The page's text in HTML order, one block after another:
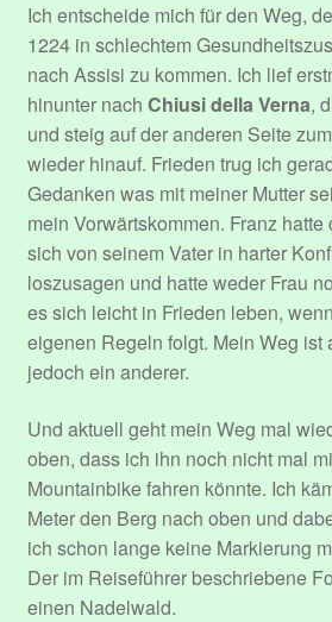
Veranstaltungen
Ich entscheide mich für den Weg,
1224 in schlechtem
nach Assisi zu kommen. Ich lief
hinunter nach Chiusi della Verna,
und steig auf der anderen Seite
wieder hinauf. Frieden trug ich
Gedanken was mit meiner Mutter
mein Vorwärtskommen. Franz
sich von seinem Vater in harter
loszusagen und hatte weder Frau
es sich leicht in Frieden leben,
eigenen Regeln folgt. Mein Weg ist
jedoch ein anderer.
Und aktuell geht mein Weg mal
oben, dass ich ihn noch nicht mal
Mountainbike fahren könnte. Ich
Meter den Berg nach oben und
ich schon lange keine Markierung
Der im Reiseführer beschriebene
einen Nadelwald.